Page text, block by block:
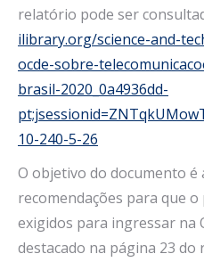
relatório pode ser
ilibrary.org/science-and-
ocde-sobre-
brasil-2020_0a4936dd-
10-240-5-26
O objetivo do documento
recomendações para que
exigidos para ingressar na
destacado na página 23 do